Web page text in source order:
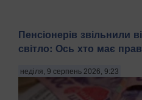
Пенсіонерів звільнили
світло: Ось хто має
неділя, 9 серпень 2026, 9:23